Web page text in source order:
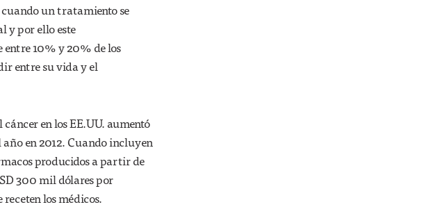
cuando un tratamiento se
y por ello este
10% y 20% de los
entre su vida y el
en los EE.UU. aumentó
año en 2012. Cuando incluyen
producidos a partir de
300 mil dólares por
los médicos.